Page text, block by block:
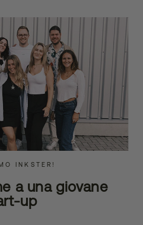
INKSTER!
a una giovane
up